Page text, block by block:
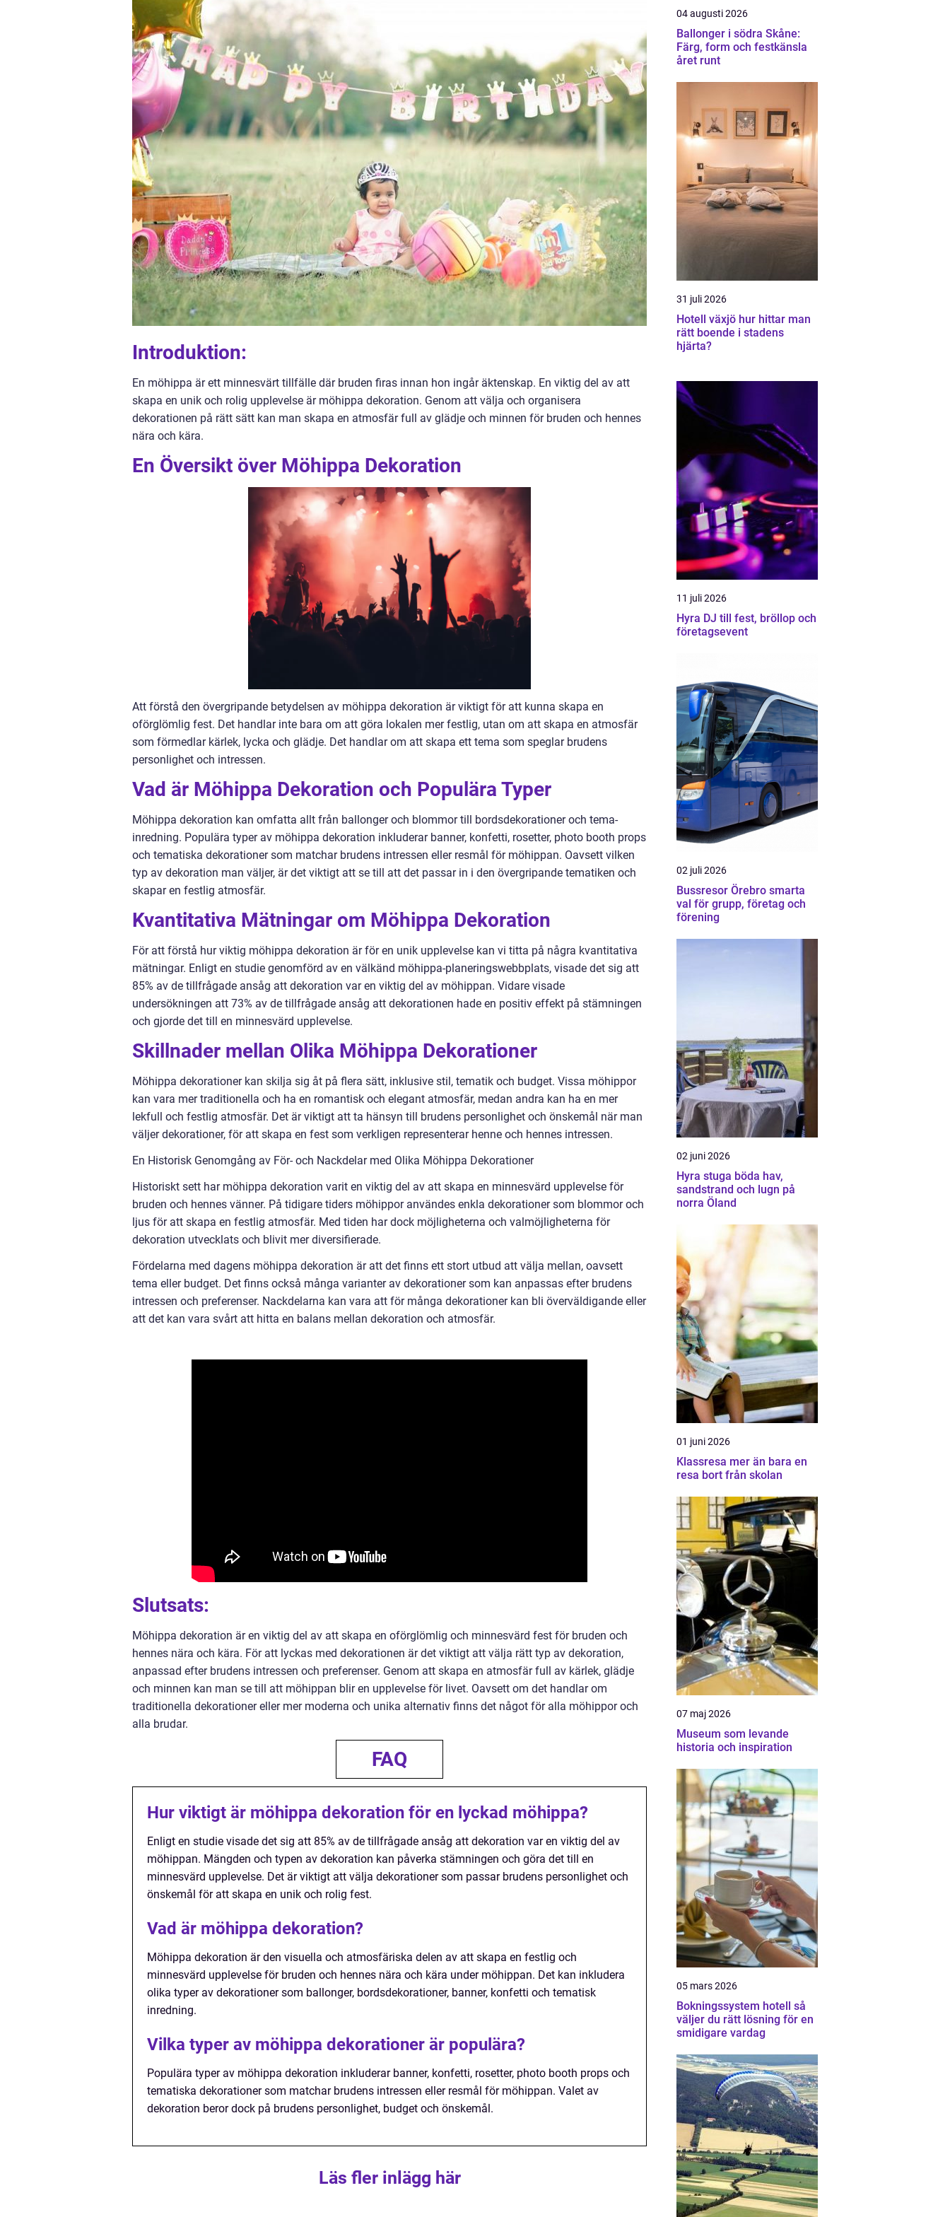
Introduktion:
En möhippa är ett minnesvärt tillfälle där bruden firas innan hon ingår äktenskap. En viktig del av att
skapa en unik och rolig upplevelse är möhippa dekoration. Genom att välja och organisera
dekorationen på rätt sätt kan man skapa en atmosfär full av glädje och minnen för bruden och hennes
nära och kära.
En Översikt över Möhippa Dekoration
Att förstå den övergripande betydelsen av möhippa dekoration är viktigt för att kunna skapa en
oförglömlig fest. Det handlar inte bara om att göra lokalen mer festlig, utan om att skapa en atmosfär
som förmedlar kärlek, lycka och glädje. Det handlar om att skapa ett tema som speglar brudens
personlighet och intressen.
Vad är Möhippa Dekoration och Populära Typer
Möhippa dekoration kan omfatta allt från ballonger och blommor till bordsdekorationer och tema-
inredning. Populära typer av möhippa dekoration inkluderar banner, konfetti, rosetter, photo booth props
och tematiska dekorationer som matchar brudens intressen eller resmål för möhippan. Oavsett vilken
typ av dekoration man väljer, är det viktigt att se till att det passar in i den övergripande tematiken och
skapar en festlig atmosfär.
Kvantitativa Mätningar om Möhippa Dekoration
För att förstå hur viktig möhippa dekoration är för en unik upplevelse kan vi titta på några kvantitativa
mätningar. Enligt en studie genomförd av en välkänd möhippa-planeringswebbplats, visade det sig att
85% av de tillfrågade ansåg att dekoration var en viktig del av möhippan. Vidare visade
undersökningen att 73% av de tillfrågade ansåg att dekorationen hade en positiv effekt på stämningen
och gjorde det till en minnesvärd upplevelse.
Skillnader mellan Olika Möhippa Dekorationer
Möhippa dekorationer kan skilja sig åt på flera sätt, inklusive stil, tematik och budget. Vissa möhippor
kan vara mer traditionella och ha en romantisk och elegant atmosfär, medan andra kan ha en mer
lekfull och festlig atmosfär. Det är viktigt att ta hänsyn till brudens personlighet och önskemål när man
väljer dekorationer, för att skapa en fest som verkligen representerar henne och hennes intressen.
En Historisk Genomgång av För- och Nackdelar med Olika Möhippa Dekorationer
Historiskt sett har möhippa dekoration varit en viktig del av att skapa en minnesvärd upplevelse för
bruden och hennes vänner. På tidigare tiders möhippor användes enkla dekorationer som blommor och
ljus för att skapa en festlig atmosfär. Med tiden har dock möjligheterna och valmöjligheterna för
dekoration utvecklats och blivit mer diversifierade.
Fördelarna med dagens möhippa dekoration är att det finns ett stort utbud att välja mellan, oavsett
tema eller budget. Det finns också många varianter av dekorationer som kan anpassas efter brudens
intressen och preferenser. Nackdelarna kan vara att för många dekorationer kan bli överväldigande eller
att det kan vara svårt att hitta en balans mellan dekoration och atmosfär.
Slutsats:
Möhippa dekoration är en viktig del av att skapa en oförglömlig och minnesvärd fest för bruden och
hennes nära och kära. För att lyckas med dekorationen är det viktigt att välja rätt typ av dekoration,
anpassad efter brudens intressen och preferenser. Genom att skapa en atmosfär full av kärlek, glädje
och minnen kan man se till att möhippan blir en upplevelse för livet. Oavsett om det handlar om
traditionella dekorationer eller mer moderna och unika alternativ finns det något för alla möhippor och
alla brudar.
FAQ
Hur viktigt är möhippa dekoration för en lyckad möhippa?
Enligt en studie visade det sig att 85% av de tillfrågade ansåg att dekoration var en viktig del av
möhippan. Mängden och typen av dekoration kan påverka stämningen och göra det till en
minnesvärd upplevelse. Det är viktigt att välja dekorationer som passar brudens personlighet och
önskemål för att skapa en unik och rolig fest.
Vad är möhippa dekoration?
Möhippa dekoration är den visuella och atmosfäriska delen av att skapa en festlig och
minnesvärd upplevelse för bruden och hennes nära och kära under möhippan. Det kan inkludera
olika typer av dekorationer som ballonger, bordsdekorationer, banner, konfetti och tematisk
inredning.
Vilka typer av möhippa dekorationer är populära?
Populära typer av möhippa dekoration inkluderar banner, konfetti, rosetter, photo booth props och
tematiska dekorationer som matchar brudens intressen eller resmål för möhippan. Valet av
dekoration beror dock på brudens personlighet, budget och önskemål.
Läs fler inlägg här
04 augusti 2026
Ballonger i södra Skåne:
Färg, form och festkänsla
året runt
31 juli 2026
Hotell växjö hur hittar man
rätt boende i stadens
hjärta?
11 juli 2026
Hyra DJ till fest, bröllop och
företagsevent
02 juli 2026
Bussresor Örebro smarta
val för grupp, företag och
förening
02 juni 2026
Hyra stuga böda hav,
sandstrand och lugn på
norra Öland
01 juni 2026
Klassresa mer än bara en
resa bort från skolan
07 maj 2026
Museum som levande
historia och inspiration
05 mars 2026
Bokningssystem hotell så
väljer du rätt lösning för en
smidigare vardag